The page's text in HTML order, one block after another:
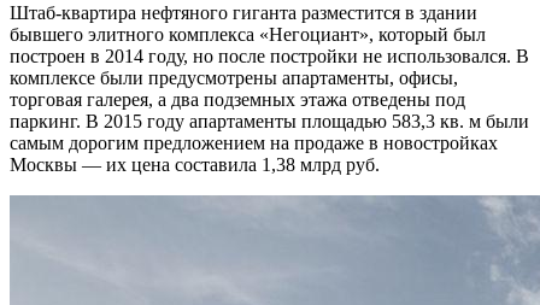
Штаб-квартира нефтяного гиганта разместится в здании
бывшего элитного комплекса «Негоциант», который был
построен в 2014 году, но после постройки не использовался. В
комплексе были предусмотрены апартаменты, офисы,
торговая галерея, а два подземных этажа отведены под
паркинг. В 2015 году апартаменты площадью 583,3 кв. м были
самым дорогим предложением на продаже в новостройках
Москвы — их цена составила 1,38 млрд руб.